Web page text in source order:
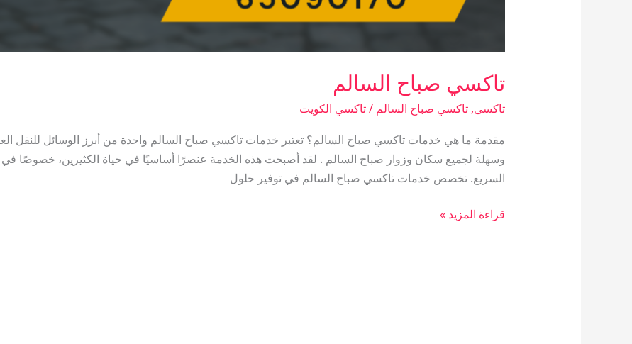
تاكسي صباح السالم
تاكسى, تاكسي صباح السالم /تاكسي الكويت
مقدمة ما هي خدمات تاكسي صباح السالم؟ تعتبر خدمات تاكسي صباح السالم واحدة من أبرز الوسائل للنقل
وسهلة لجميع سكان وزوار صباح السالم . لقد أصبحت هذه الخدمة عنصرًا أساسيًا في حياة الكثيرين، خصوصًا في
السريع. تخصص خدمات تاكسي صباح السالم في توفير حلول
قراءة المزيد »